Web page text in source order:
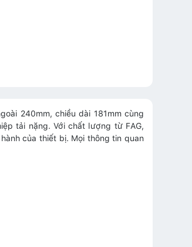
240mm, chiều dài 181mm cùng
tải nặng. Với chất lượng từ FAG,
của thiết bị. Mọi thông tin quan